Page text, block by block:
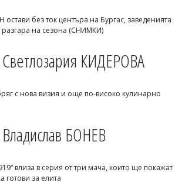
остави без ток центъра на Бургас, заведенията
разгара на сезона (СНИМКИ)
Светлозария КИДЕРОВА
с нова визия и още по-високо кулинарно
Владислав БОНЕВ
влиза в серия от три мача, които ще покажат
готови за елита